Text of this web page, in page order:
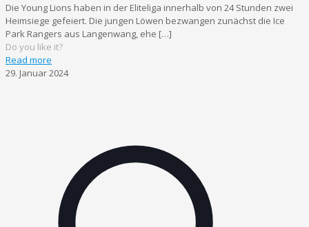
Die Young Lions haben in der Eliteliga innerhalb von 24 Stunden zwei
Heimsiege gefeiert. Die jungen Löwen bezwangen zunächst die Ice
Park Rangers aus Langenwang, ehe […]
Do you like it?
Read more
29. Januar 2024